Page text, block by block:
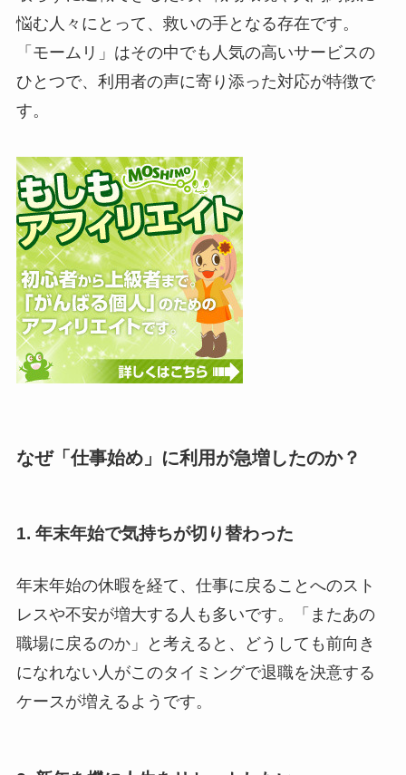
悩む人々にとって、救いの手となる存在です。
「モームリ」はその中でも人気の高いサービスの
ひとつで、利用者の声に寄り添った対応が特徴で
す。
なぜ「仕事始め」に利用が急増したのか？
1. 年末年始で気持ちが切り替わった
年末年始の休暇を経て、仕事に戻ることへのスト
レスや不安が増大する人も多いです。「またあの
職場に戻るのか」と考えると、どうしても前向き
になれない人がこのタイミングで退職を決意する
ケースが増えるようです。